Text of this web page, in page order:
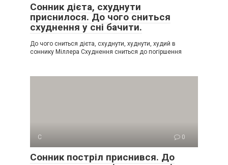
Сонник дієта, схуднути
приснилося. До чого сниться
схуднення у сні бачити.
До чого сниться дієта, схуднути, худнути, худий в
соннику Міллера Схуднення сниться до погіршення
С 0
Сонник постріл приснився. До